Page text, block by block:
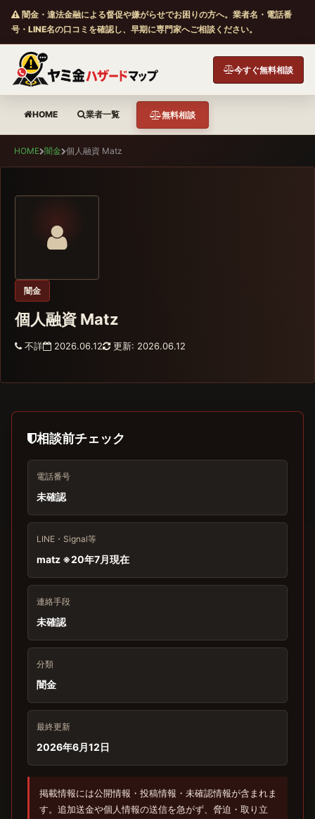
闇金・違法金融による督促や嫌がらせでお困りの方へ。業者名・電話番
号・LINE名の口コミを確認し、早期に専門家へご相談ください。
今すぐ無料相談
HOME 業者一覧 無料相談
HOME 闇金 個人融資 Matz
闇金
個人融資 Matz
不詳 2026.06.12 更新: 2026.06.12
相談前チェック
電話番号
未確認
LINE・Signal等
matz ※20年7月現在
連絡手段
未確認
分類
闇金
最終更新
2026年6月12日
掲載情報には公開情報・投稿情報・未確認情報が含まれま
す。追加送金や個人情報の送信を急がず、脅迫・取り立